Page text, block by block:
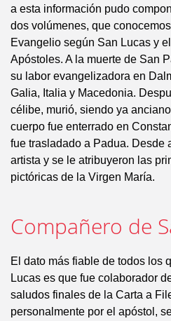
a esta información pudo
dos volúmenes, que
Evangelio según San Lucas y
Apóstoles. A la muerte de San
su labor evangelizadora en
Galia, Italia y Macedonia.
célibe, murió, siendo ya
cuerpo fue enterrado en
fue trasladado a Padua. Desde
artista y se le atribuyeron las
pictóricas de la Virgen María.
Compañero de
El dato más fiable de todos los
Lucas es que fue colaborador
saludos finales de la Carta a
personalmente por el apóstol,